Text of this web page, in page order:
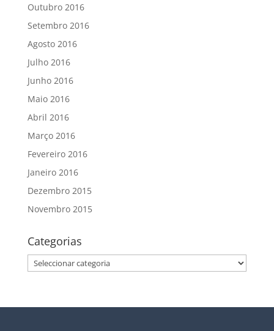
Outubro 2016
Setembro 2016
Agosto 2016
Julho 2016
Junho 2016
Maio 2016
Abril 2016
Março 2016
Fevereiro 2016
Janeiro 2016
Dezembro 2015
Novembro 2015
Categorias
Categorias